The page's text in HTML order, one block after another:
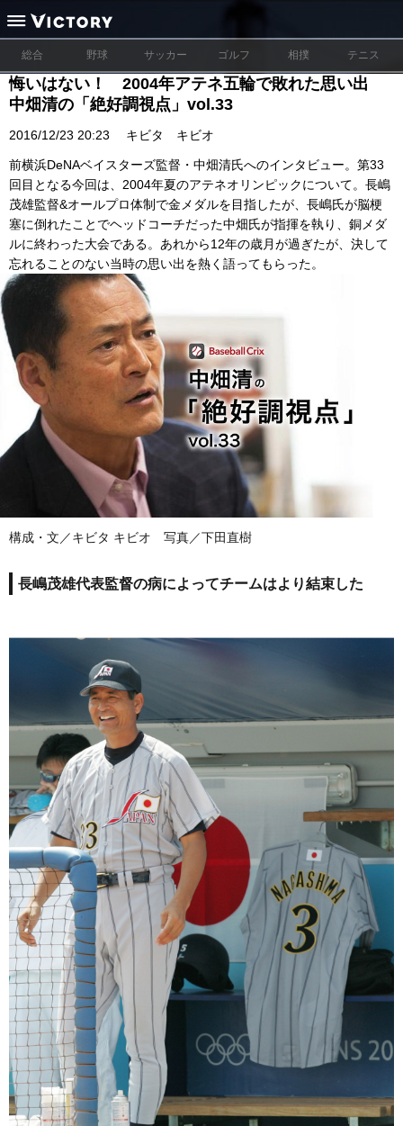
総合 野球 サッカー ゴルフ 相撲 テニス
悔いはない！ 2004年アテネ五輪で敗れた思い出
中畑清の「絶好調視点」vol.33
2016/12/23 20:23 キビタ キビオ
前横浜DeNAベイスターズ監督・中畑清氏へのインタビュー。第33
回目となる今回は、2004年夏のアテネオリンピックについて。長嶋
茂雄監督&オールプロ体制で金メダルを目指したが、長嶋氏が脳梗
塞に倒れたことでヘッドコーチだった中畑氏が指揮を執り、銅メダ
ルに終わった大会である。あれから12年の歳月が過ぎたが、決して
忘れることのない当時の思い出を熱く語ってもらった。
構成・文／キビタ キビオ 写真／下田直樹
長嶋茂雄代表監督の病によってチームはより結束した